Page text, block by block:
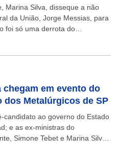
Marina Silva, disseque a não
da União, Jorge Messias, para
foi só uma derrota do
chegam em evento do
dos Metalúrgicos de SP
candidato ao governo do Estado
e as ex-ministras do
Simone Tebet e Marina Silva,